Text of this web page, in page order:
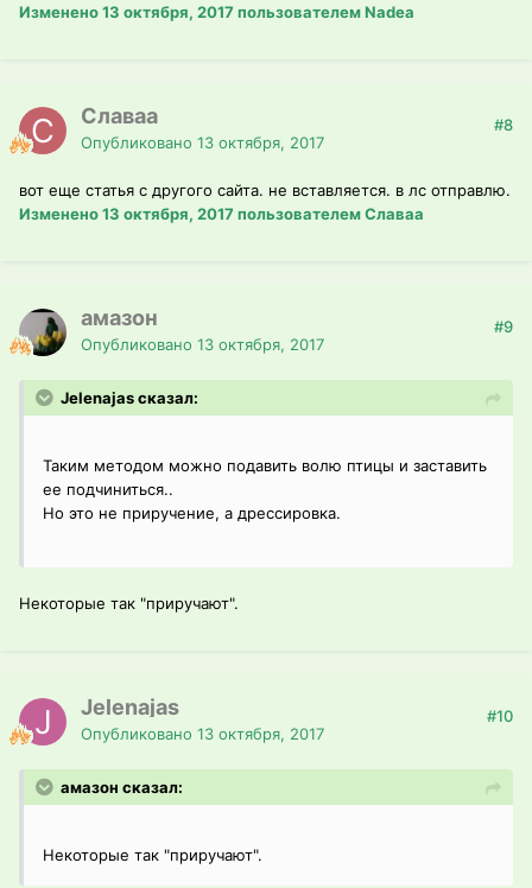
Изменено13 октября, 2017 пользователем Nadea
Славаа
Опубликовано 13 октября, 2017
#8
вот еще статья с другого сайта. не вставляется. в лс отправлю.
Изменено13 октября, 2017 пользователем Славаа
амазон
Опубликовано 13 октября, 2017
#9
Jelenajas сказал:
Таким методом можно подавить волю птицы и заставить
ее подчиниться..
Но это не приручение, а дрессировка.
Некоторые так "приручают".
Jelenajas
Опубликовано 13 октября, 2017
#10
амазон сказал:
Некоторые так "приручают".